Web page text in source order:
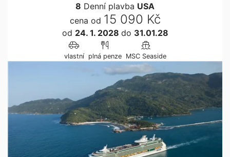
8 Denní plavba USA
cena od 15 090 Kč
od 24. 1. 2028 do 31.01.28
vlastní plná penze MSC Seaside